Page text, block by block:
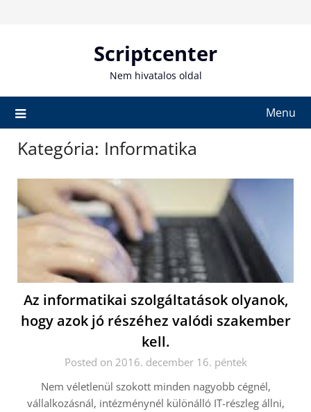
Scriptcenter
Nem hivatalos oldal
Menu
Kategória: Informatika
Az informatikai szolgáltatások olyanok,
hogy azok jó részéhez valódi szakember
kell.
Posted on 2016. december 16. péntek
Nem véletlenül szokott minden nagyobb cégnél,
vállalkozásnál, intézménynél különálló IT-részleg állni,